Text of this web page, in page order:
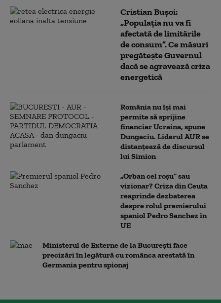
Cristian Bușoi:
„Populația nu va fi
afectată de limitările
de consum”. Ce măsuri
pregătește Guvernul
dacă se agravează criza
energetică
România nu își mai
permite să sprijine
financiar Ucraina, spune
Dungaciu. Liderul AUR se
distanțează de discursul
lui Simion
„Orban cel roșu” sau
vizionar? Criza din Ceuta
reaprinde dezbaterea
despre rolul premierului
spaniol Pedro Sanchez în
UE
Ministerul de Externe de la București face
precizări în legătură cu românca arestată în
Germania pentru spionaj